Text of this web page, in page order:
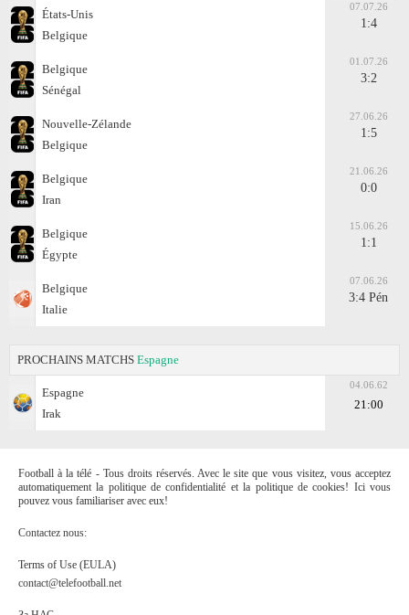
États-Unis
Belgique
07.07.26
1:4
Belgique
Sénégal
01.07.26
3:2
Nouvelle-Zélande
Belgique
27.06.26
1:5
Belgique
Iran
21.06.26
0:0
Belgique
Égypte
15.06.26
1:1
Belgique
Italie
07.06.26
3:4 Pén
PROCHAINS MATCHS Espagne
Espagne
Irak
04.06.62
21:00
Football à la télé - Tous droits réservés. Avec le site que vous visitez, vous acceptez
automatiquement la politique de confidentialité et la politique de cookies! Ici vous
pouvez vous familiariser avec eux!
Contactez nous:
Terms of Use (EULA)
contact@telefootball.net